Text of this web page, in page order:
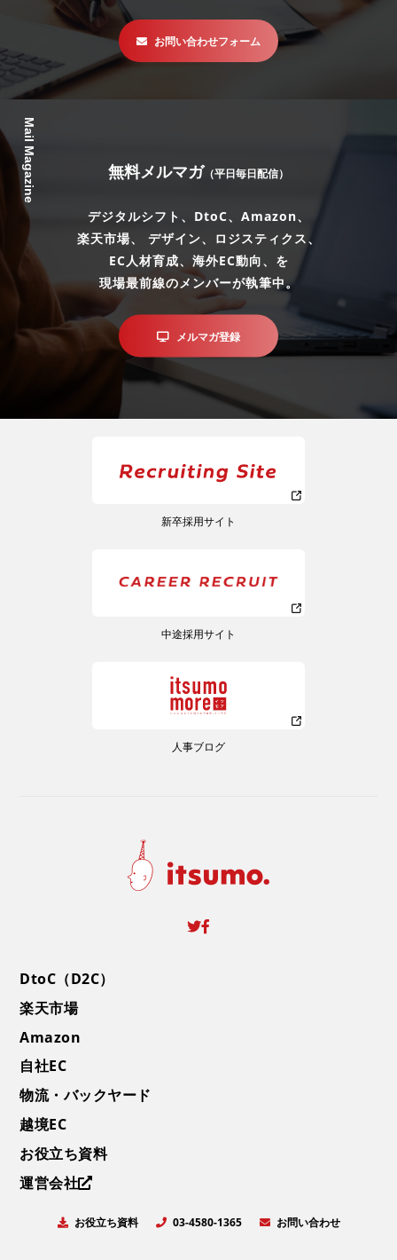
お問い合わせフォーム
Mail Magazine 無料メルマガ （平日毎日配信）
デジタルシフト、DtoC、Amazon、
楽天市場、 デザイン、ロジスティクス、
EC人材育成、海外EC動向、を
現場最前線のメンバーが執筆中。
メルマガ登録
新卒採用サイト
中途採用サイト
人事ブログ
DtoC（D2C）
楽天市場
Amazon
自社EC
物流・バックヤード
越境EC
お役立ち資料
運営会社
お役立ち資料 03-4580-1365 お問い合わせ